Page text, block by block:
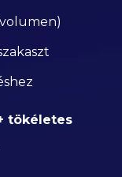
tökéletes